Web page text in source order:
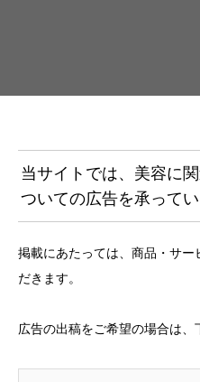
当サイトでは、美容に
ついての広告を承って
掲載にあたっては、商品・サ
だきます。
広告の出稿をご希望の場合は、